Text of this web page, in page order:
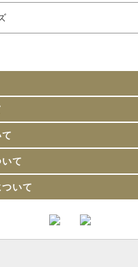
て
いて